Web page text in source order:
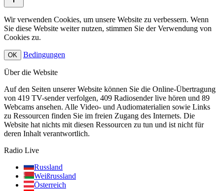
Wir verwenden Cookies, um unsere Website zu verbessern. Wenn
Sie diese Website weiter nutzen, stimmen Sie der Verwendung von
Cookies zu.
OK Bedingungen
Über die Website
Auf den Seiten unserer Website können Sie die Online-Übertragung
von 419 TV-sender verfolgen, 409 Radiosender live hören und 89
Webcams ansehen. Alle Video- und Audiomaterialien sowie Links
zu Ressourcen finden Sie im freien Zugang des Internets. Die
Website hat nichts mit diesen Ressourcen zu tun und ist nicht für
deren Inhalt verantwortlich.
Radio Live
Russland
Weißrussland
Österreich